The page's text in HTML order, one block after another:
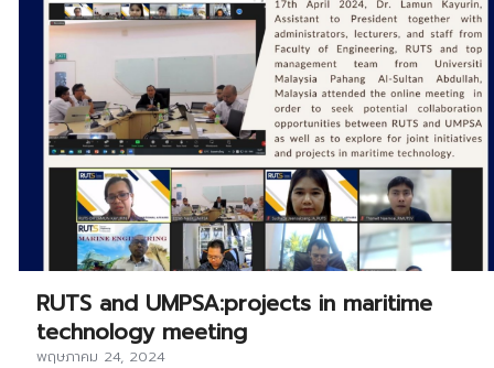
RUTS and UMPSA:projects in maritime
technology meeting
พฤษภาคม 24, 2024